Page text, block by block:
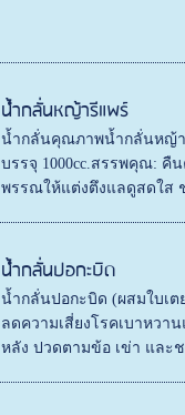
น้ำกลั่นหญ้ารีแพร์
น้ำกลั่นคุณภาพน้ำกลั่นหญ้า
บรรจุ 1000cc.สรรพคุณ: คื
พรรณให้แต่งตึงแลดูสดใส
น้ำกลั่นปอกะบิด
น้ำกลั่นปอกะบิด (ผสมใบเ
ลดความเสี่ยงโรคเบาหวา
หลัง ปวดตามข้อ เข่า และ